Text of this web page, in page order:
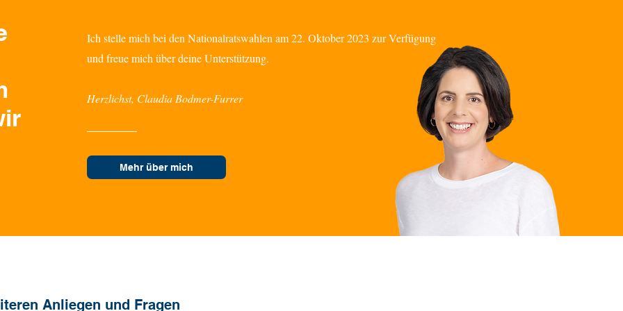
Asylpolitik und Ansätze, wie
Ich stelle mich bei den Nationalratswahlen am 22. Oktober 2023 zur Verfügung
und freue mich über deine Unterstützung.
Herzlichst, Claudia Bodmer-Furrer
Mehr über mich
Anliegen und Fragen